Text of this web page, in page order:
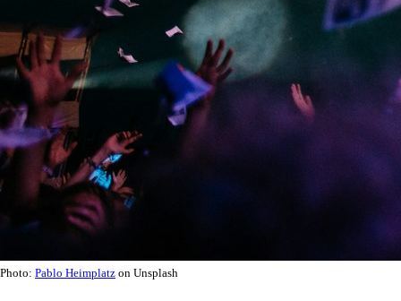
Photo: Pablo Heimplatz on Unsplash